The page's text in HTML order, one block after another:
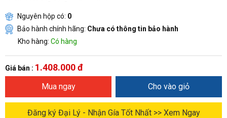
Nguyên hộp có: 0
Bảo hành chính hãng: Chưa có thông tin bảo hành
Kho hàng: Có hàng
Giá bán : 1.408.000 đ
Mua ngay Cho vào giỏ
Đăng ký Đại Lý - Nhận Gía Tốt Nhất >> Xem Ngay